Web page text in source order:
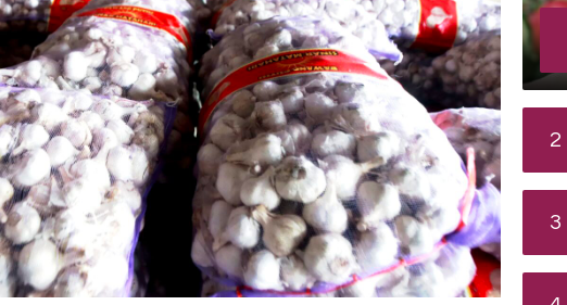
2
3